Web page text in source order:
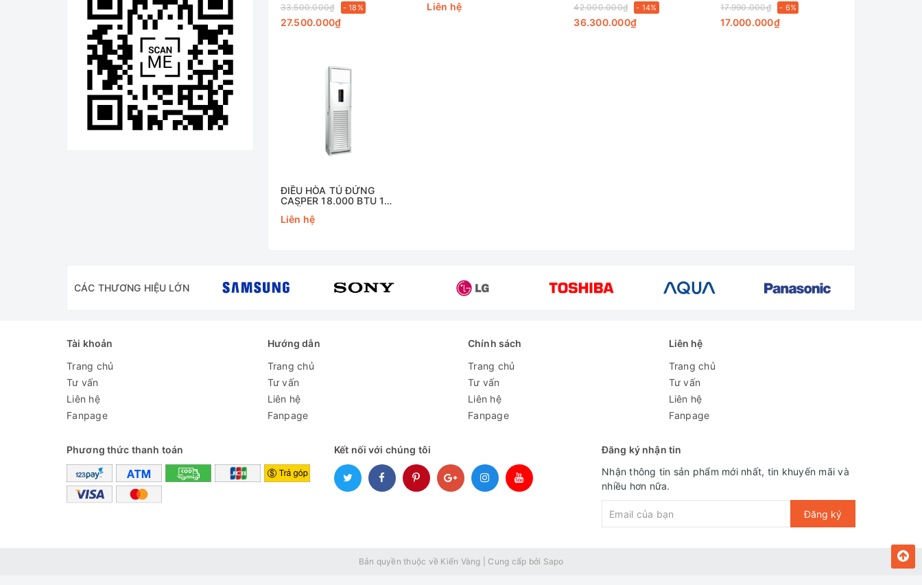
33.500.000₫ - 18%
27.500.000₫
36000BTU
Liên hệ 42.000.000₫ - 14%
36.300.000₫
17.990.000₫ - 6%
17.000.000₫
ĐIỀU HÒA TỦ ĐỨNG
CASPER 18.000 BTU 1
Liên hệ
CÁC THƯƠNG HIỆU LỚN
Tài khoản
Trang chủ
Tư vấn
Liên hệ
Fanpage
Hướng dẫn
Trang chủ
Tư vấn
Liên hệ
Fanpage
Chính sách
Trang chủ
Tư vấn
Liên hệ
Fanpage
Liên hệ
Trang chủ
Tư vấn
Liên hệ
Fanpage
Phương thức thanh toán Kết nối với chúng tôi
Đăng ký nhận tin
Nhận thông tin sản phẩm mới nhất, tin khuyến mãi và
nhiều hơn nữa.
Đăng ký
Bản quyền thuộc về Kiến Vàng Cung cấp bởi Sapo